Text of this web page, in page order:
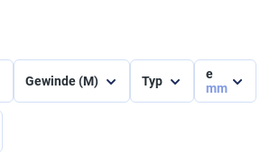
Gewinde (M) Typ
e
mm